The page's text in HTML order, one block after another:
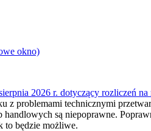
okno)
2026 r. dotyczący rozliczeń
z problemami technicznymi
handlowych są niepoprawne.
to będzie możliwe.